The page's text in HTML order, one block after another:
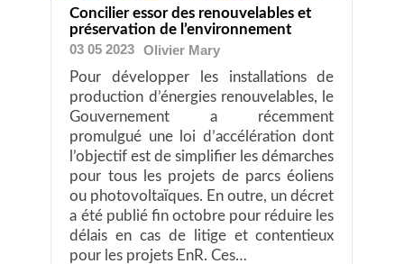
Concilier essor des renouvelables et
préservation de l’environnement
03 05 2023
Olivier Mary
Pour développer les installations de
production d’énergies renouvelables, le
Gouvernement a récemment
promulgué une loi d’accélération dont
l’objectif est de simplifier les démarches
pour tous les projets de parcs éoliens
ou photovoltaïques. En outre, un décret
a été publié fin octobre pour réduire les
délais en cas de litige et contentieux
pour les projets EnR. Ces…